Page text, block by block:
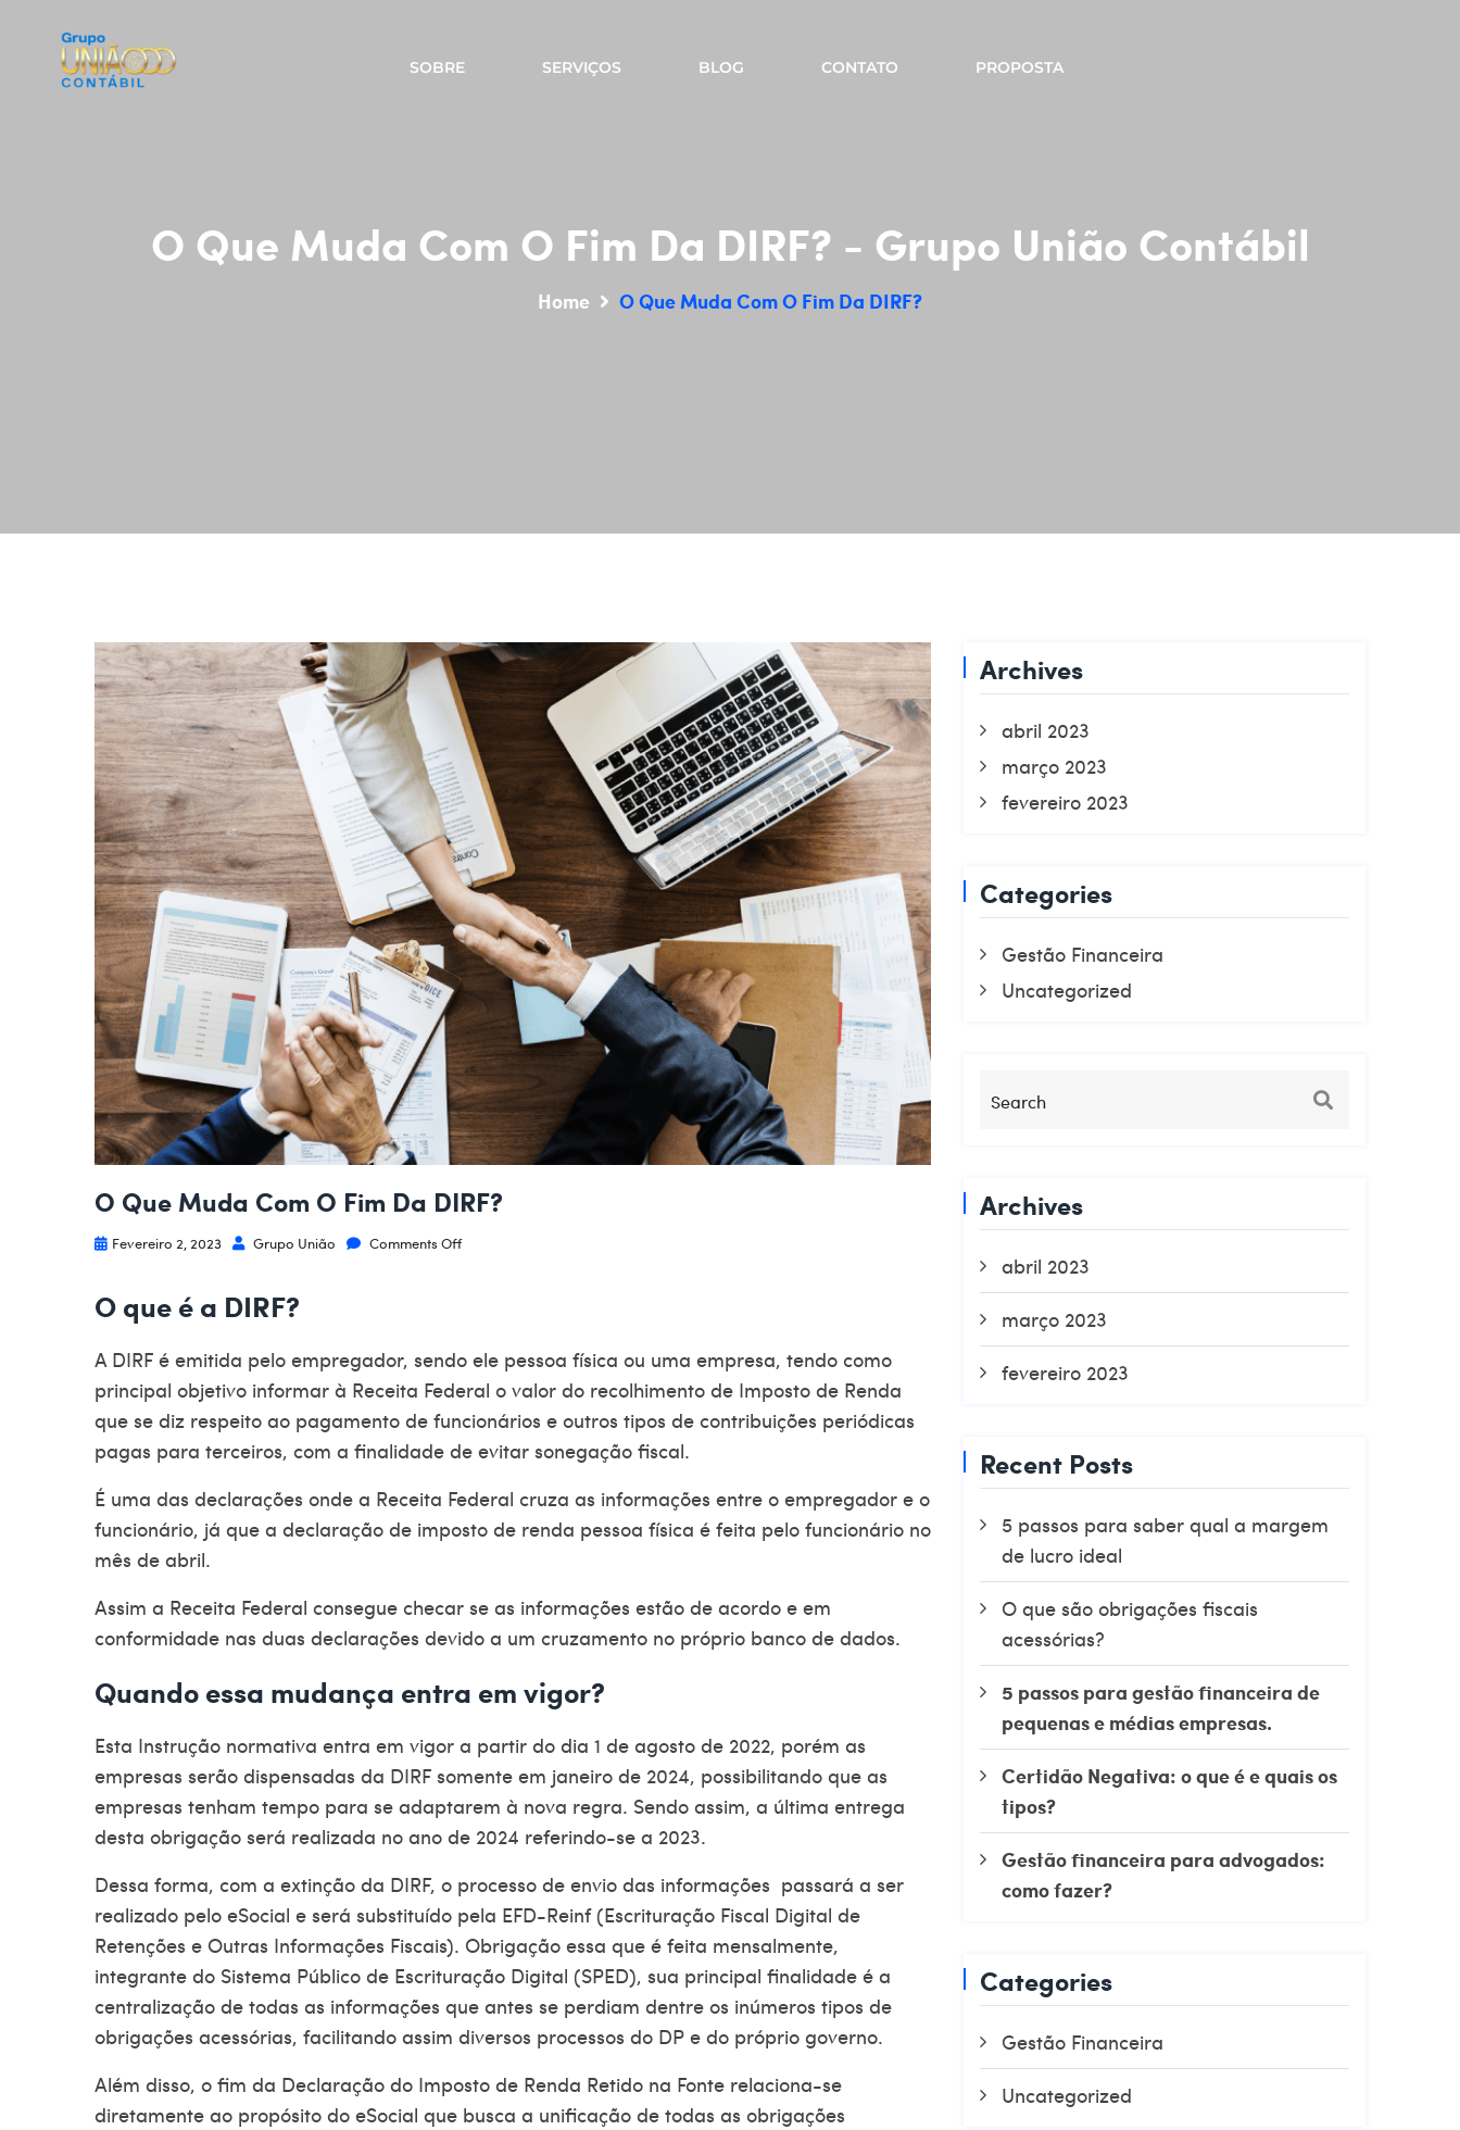
SOBRE SERVIÇOS BLOG CONTATO PROPOSTA
O Que Muda Com O Fim Da DIRF? - Grupo União Contábil
Home O Que Muda Com O Fim Da DIRF?
O Que Muda Com O Fim Da DIRF?
Fevereiro 2, 2023 Grupo União Comments Off
O que é a DIRF?
A DIRF é emitida pelo empregador, sendo ele pessoa física ou uma empresa, tendo como
principal objetivo informar à Receita Federal o valor do recolhimento de Imposto de Renda
que se diz respeito ao pagamento de funcionários e outros tipos de contribuições periódicas
pagas para terceiros, com a finalidade de evitar sonegação fiscal.
É uma das declarações onde a Receita Federal cruza as informações entre o empregador e o
funcionário, já que a declaração de imposto de renda pessoa física é feita pelo funcionário no
mês de abril.
Assim a Receita Federal consegue checar se as informações estão de acordo e em
conformidade nas duas declarações devido a um cruzamento no próprio banco de dados.
Quando essa mudança entra em vigor?
Esta Instrução normativa entra em vigor a partir do dia 1 de agosto de 2022, porém as
empresas serão dispensadas da DIRF somente em janeiro de 2024, possibilitando que as
empresas tenham tempo para se adaptarem à nova regra. Sendo assim, a última entrega
desta obrigação será realizada no ano de 2024 referindo-se a 2023.
Dessa forma, com a extinção da DIRF, o processo de envio das informações passará a ser
realizado pelo eSocial e será substituído pela EFD-Reinf(Escrituração Fiscal Digital de
Retenções e Outras Informações Fiscais). Obrigação essa que é feita mensalmente,
integrante do Sistema Público de Escrituração Digital (SPED), sua principal finalidade é a
centralização de todas as informações que antes se perdiam dentre os inúmeros tipos de
obrigações acessórias, facilitando assim diversos processos do DP e do próprio governo.
Além disso, o fim da Declaração do Imposto de Renda Retido na Fonte relaciona-se
diretamente ao propósito do eSocial que busca a unificação de todas as obrigações
Archives
abril 2023
março 2023
fevereiro 2023
Categories
Gestão Financeira
Uncategorized
Archives
abril 2023
março 2023
fevereiro 2023
Recent Posts
5 passos para saber qual a margem
de lucro ideal
O que são obrigações fiscais
acessórias?
5 passos para gestão financeira de
pequenas e médias empresas.
Certidão Negativa: o que é e quais os
tipos?
Gestão financeira para advogados:
como fazer?
Categories
Gestão Financeira
Uncategorized